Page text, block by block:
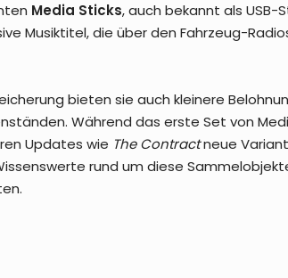
Media Sticks, auch bekannt als USB-
Musiktitel, die über den Fahrzeug-
bieten sie auch kleinere
Während das erste Set von
Updates wie The Contractneue
rund um diese